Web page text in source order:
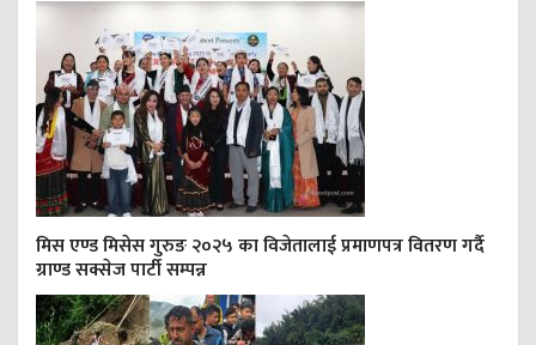
मिस एण्ड मिसेस गुरुङ २०२५ का विजेतालाई प्रमाणपत्र वितरण गर्दै
ग्राण्ड सक्सेज पार्टी सम्पन्न